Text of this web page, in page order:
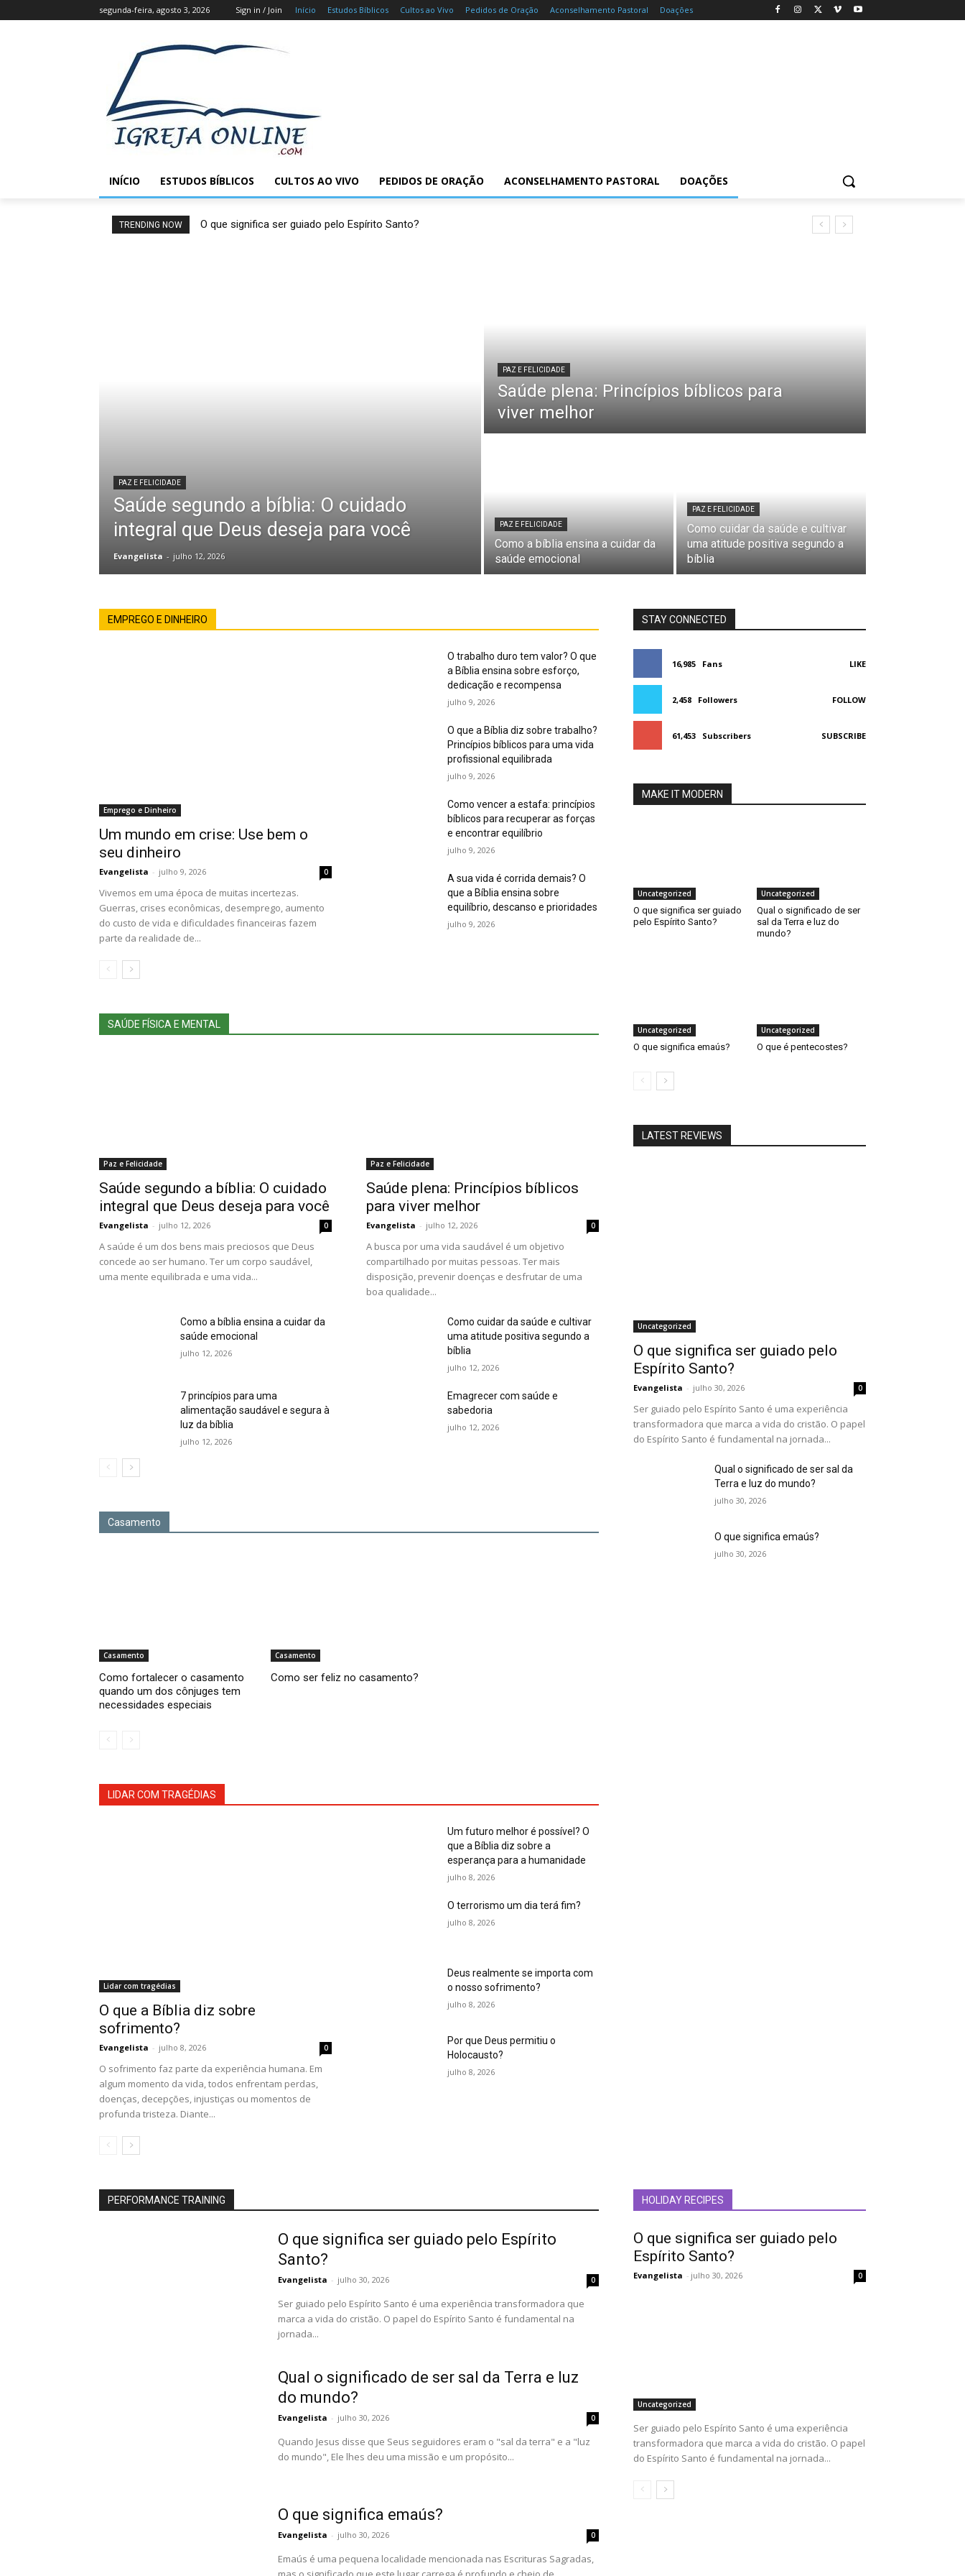
segunda-feira, agosto 3, 2026 Sign in / Join Início Estudos Bíblicos Cultos ao Vivo Pedidos de Oração Aconselhamento Pastoral Doações
INÍCIO ESTUDOS BÍBLICOS CULTOS AO VIVO PEDIDOS DE ORAÇÃO ACONSELHAMENTO PASTORAL DOAÇÕES
TRENDING NOW O que significa ser guiado pelo Espírito Santo?
PAZ E FELICIDADE
Saúde segundo a bíblia: O cuidado
integral que Deus deseja para você
Evangelista - julho 12, 2026
PAZ E FELICIDADE
Saúde plena: Princípios bíblicos para
viver melhor
PAZ E FELICIDADE
Como a bíblia ensina a cuidar da
saúde emocional
PAZ E FELICIDADE
Como cuidar da saúde e cultivar
uma atitude positiva segundo a
bíblia
EMPREGO E DINHEIRO
Emprego e Dinheiro
Um mundo em crise: Use bem o
seu dinheiro
Evangelista - julho 9, 2026 0
Vivemos em uma época de muitas incertezas.
Guerras, crises econômicas, desemprego, aumento
do custo de vida e dificuldades financeiras fazem
parte da realidade de...
O trabalho duro tem valor? O que
a Bíblia ensina sobre esforço,
dedicação e recompensa
julho 9, 2026
O que a Bíblia diz sobre trabalho?
Princípios bíblicos para uma vida
profissional equilibrada
julho 9, 2026
Como vencer a estafa: princípios
bíblicos para recuperar as forças
e encontrar equilíbrio
julho 9, 2026
A sua vida é corrida demais? O
que a Bíblia ensina sobre
equilíbrio, descanso e prioridades
julho 9, 2026
SAÚDE FÍSICA E MENTAL
Paz e Felicidade
Saúde segundo a bíblia: O cuidado
integral que Deus deseja para você
Evangelista - julho 12, 2026 0
A saúde é um dos bens mais preciosos que Deus
concede ao ser humano. Ter um corpo saudável,
uma mente equilibrada e uma vida...
Paz e Felicidade
Saúde plena: Princípios bíblicos
para viver melhor
Evangelista - julho 12, 2026 0
A busca por uma vida saudável é um objetivo
compartilhado por muitas pessoas. Ter mais
disposição, prevenir doenças e desfrutar de uma
boa qualidade...
Como a bíblia ensina a cuidar da
saúde emocional
julho 12, 2026
Como cuidar da saúde e cultivar
uma atitude positiva segundo a
bíblia
julho 12, 2026
7 princípios para uma
alimentação saudável e segura à
luz da bíblia
julho 12, 2026
Emagrecer com saúde e
sabedoria
julho 12, 2026
Casamento
Casamento
Como fortalecer o casamento
quando um dos cônjuges tem
necessidades especiais
Casamento
Como ser feliz no casamento?
LIDAR COM TRAGÉDIAS
Lidar com tragédias
O que a Bíblia diz sobre
sofrimento?
Evangelista - julho 8, 2026 0
O sofrimento faz parte da experiência humana. Em
algum momento da vida, todos enfrentam perdas,
doenças, decepções, injustiças ou momentos de
profunda tristeza. Diante...
Um futuro melhor é possível? O
que a Bíblia diz sobre a
esperança para a humanidade
julho 8, 2026
O terrorismo um dia terá fim?
julho 8, 2026
Deus realmente se importa com
o nosso sofrimento?
julho 8, 2026
Por que Deus permitiu o
Holocausto?
julho 8, 2026
STAY CONNECTED
16,985 Fans LIKE
2,458 Followers FOLLOW
61,453 Subscribers SUBSCRIBE
MAKE IT MODERN
Uncategorized
O que significa ser guiado
pelo Espírito Santo?
Uncategorized
Qual o significado de ser
sal da Terra e luz do
mundo?
Uncategorized
O que significa emaús?
Uncategorized
O que é pentecostes?
LATEST REVIEWS
Uncategorized
O que significa ser guiado pelo
Espírito Santo?
Evangelista - julho 30, 2026 0
Ser guiado pelo Espírito Santo é uma experiência
transformadora que marca a vida do cristão. O papel
do Espírito Santo é fundamental na jornada...
Qual o significado de ser sal da
Terra e luz do mundo?
julho 30, 2026
O que significa emaús?
julho 30, 2026
PERFORMANCE TRAINING
O que significa ser guiado pelo Espírito
Santo?
Evangelista - julho 30, 2026 0
Ser guiado pelo Espírito Santo é uma experiência transformadora que
marca a vida do cristão. O papel do Espírito Santo é fundamental na
jornada...
Qual o significado de ser sal da Terra e luz
do mundo?
Evangelista - julho 30, 2026 0
Quando Jesus disse que Seus seguidores eram o "sal da terra" e a "luz
do mundo", Ele lhes deu uma missão e um propósito...
O que significa emaús?
Evangelista - julho 30, 2026 0
Emaús é uma pequena localidade mencionada nas Escrituras Sagradas,
HOLIDAY RECIPES
O que significa ser guiado pelo
Espírito Santo?
Evangelista - julho 30, 2026 0
Uncategorized
Ser guiado pelo Espírito Santo é uma experiência
transformadora que marca a vida do cristão. O papel
do Espírito Santo é fundamental na jornada...